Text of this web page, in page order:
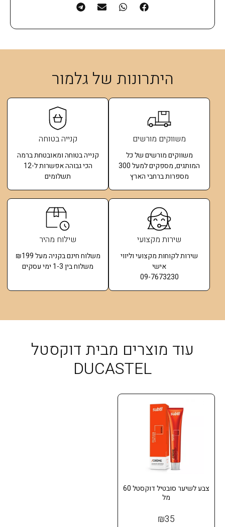
היתרונות של גלמור
משווקים מורשים
משווקים מורשים של כל
המותגים, מספקים למעל 300
מספרות ברחבי הארץ
קנייה בטוחה
קנייה בטוחה ומאובטחת ברמה
הכי גבוהה אפשרות ל-12
תשלומים​
שירות מקצועי
שירות לקוחות מקצועי וליווי
אישי
09-7673230
שילוח מהיר
משלוח חינם בקניה מעל ₪199
משלוח בין 1-3 ימי עסקים
עוד מוצרים מבית דוקסטל
DUCASTEL
צבע לשיער סובטיל דוקסטל 60
מל
₪35